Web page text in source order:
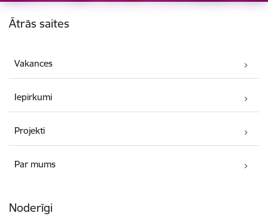
Kājene
Ātrās saites
Vakances
Iepirkumi
Projekti
Par mums
Noderīgi